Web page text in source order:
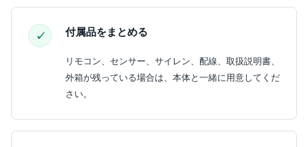
付属品をまとめる
リモコン、センサー、サイレン、配線、取扱説明書、
外箱が残っている場合は、本体と一緒に用意してくだ
さい。